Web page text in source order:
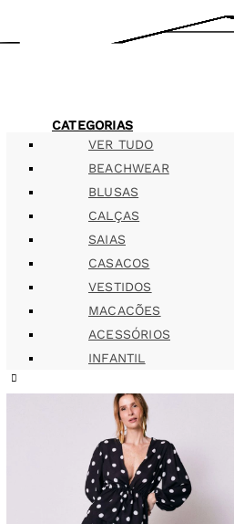
CATEGORIAS
VER TUDO
BEACHWEAR
BLUSAS
CALÇAS
SAIAS
CASACOS
VESTIDOS
MACACÕES
ACESSÓRIOS
INFANTIL